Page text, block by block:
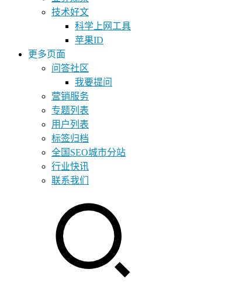
技术好文
科学上网工具
苹果ID
更多页面
问答社区
我要提问
营销服务
专题列表
用户列表
标签归档
全国SEO城市分站
行业快讯
联系我们